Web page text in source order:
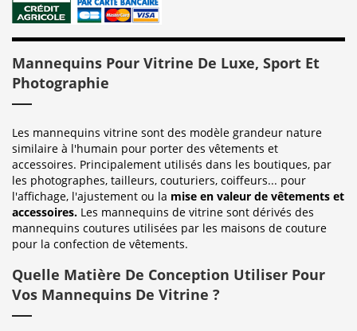
Mannequins Pour Vitrine De Luxe, Sport Et
Photographie
Les mannequins vitrine sont des modèle grandeur nature
similaire à l'humain pour porter des vêtements et
accessoires. Principalement utilisés dans les boutiques, par
les photographes, tailleurs, couturiers, coiffeurs... pour
l'affichage, l'ajustement ou la mise en valeur de vêtements et
accessoires. Les mannequins de vitrine sont dérivés des
mannequins coutures utilisées par les maisons de couture
pour la confection de vêtements.
Quelle Matière De Conception Utiliser Pour
Vos Mannequins De Vitrine ?